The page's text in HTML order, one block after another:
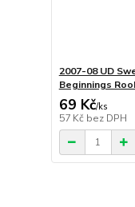
2007-08 UD
Beginnings
69 Kč/ks
57 Kč bez DPH